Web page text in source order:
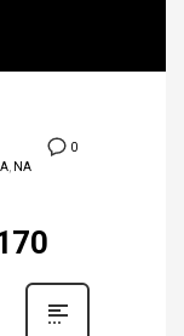
0
NA